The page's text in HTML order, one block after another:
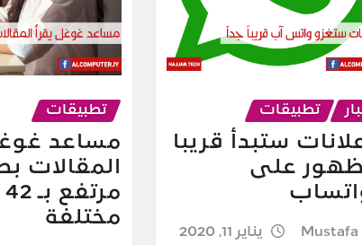
تطبيقات
ستبدأ قريبا
على
Mustafa يناير 11, 2020
تطبيقات
مساعد
المقالات
مختلفة